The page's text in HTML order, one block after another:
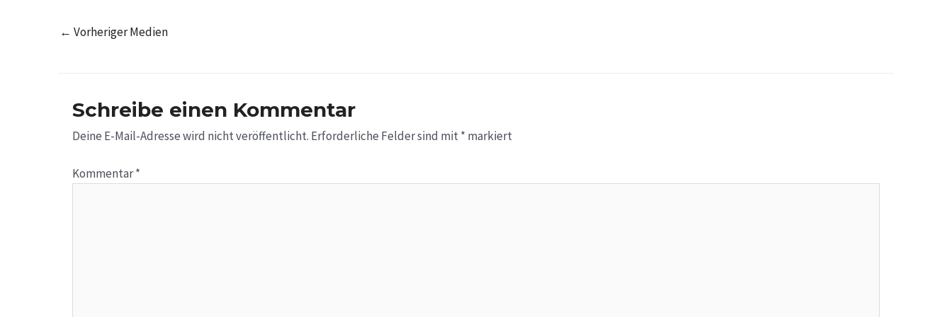
← Vorheriger Medien
Schreibe einen Kommentar
Deine E-Mail-Adresse wird nicht veröffentlicht. Erforderliche Felder sind mit* markiert
Kommentar*